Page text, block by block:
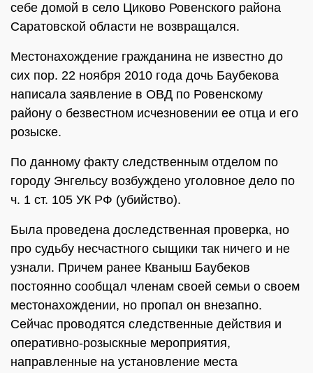
себе домой в село Циково Ровенского района
Саратовской области не возвращался.
Местонахождение гражданина не известно до
сих пор. 22 ноября 2010 года дочь Баубекова
написала заявление в ОВД по Ровенскому
району о безвестном исчезновении ее отца и его
розыске.
По данному факту следственным отделом по
городу Энгельсу возбуждено уголовное дело по
ч. 1 ст. 105 УК РФ (убийство).
Была проведена доследственная проверка, но
про судьбу несчастного сыщики так ничего и не
узнали. Причем ранее Кваныш Баубеков
постоянно сообщал членам своей семьи о своем
местонахождении, но пропал он внезапно.
Сейчас проводятся следственные действия и
оперативно-розыскные мероприятия,
направленные на установление места